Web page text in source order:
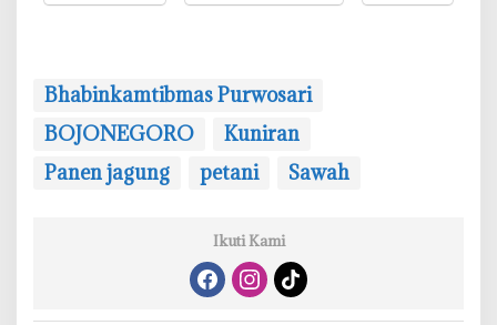
Bhabinkamtibmas Purwosari
BOJONEGORO
Kuniran
Panen jagung
petani Sawah
Ikuti Kami